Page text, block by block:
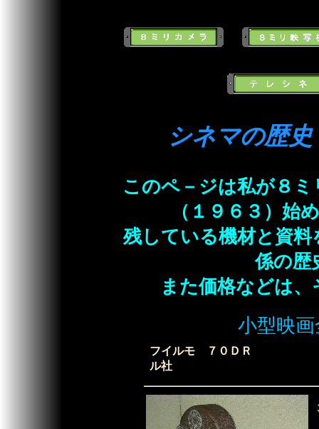
シネマの歴
このペ－ジは私が８
（１９６３）始
残している機材と資
係の歴
また価格などは
小型映画
フイルモ ７０ＤＲ 定
ル社